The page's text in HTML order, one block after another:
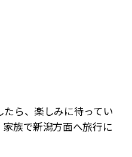
ら、楽しみに待ってい
族で新潟方面へ旅行に